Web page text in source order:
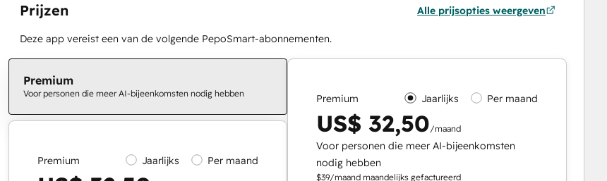
Prijzen Alle prijsopties weergeven
Deze app vereist een van de volgende PepoSmart-abonnementen.
Premium
Voor personen die meer AI-bijeenkomsten nodig hebben
Premium Jaarlijks Per maand
Premium Jaarlijks Per maand
US$ 32,50/maand
Voor personen die meer AI-bijeenkomsten
nodig hebben
$39/maand maandelijks gefactureerd